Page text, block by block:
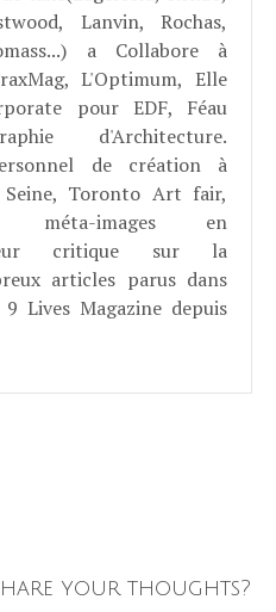
Lanvin, Rochas,
a Collabore à
L'Optimum, Elle
pour EDF, Féau
d'Architecture.
de création à
Toronto Art fair,
méta-images en
critique sur la
articles parus dans
Lives Magazine depuis
your thoughts?